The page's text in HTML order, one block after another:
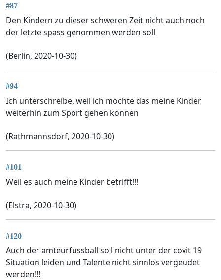
#87
Den Kindern zu dieser schweren Zeit nicht auch noch
der letzte spass genommen werden soll
(Berlin, 2020-10-30)
#94
Ich unterschreibe, weil ich möchte das meine Kinder
weiterhin zum Sport gehen können
(Rathmannsdorf, 2020-10-30)
#101
Weil es auch meine Kinder betrifft!!!
(Elstra, 2020-10-30)
#120
Auch der amteurfussball soll nicht unter der covit 19
Situation leiden und Talente nicht sinnlos vergeudet
werden!!!